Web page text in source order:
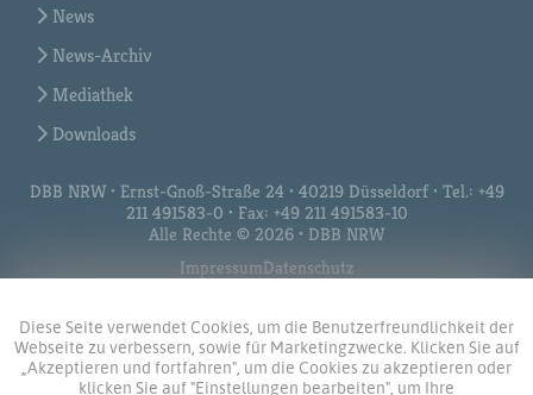
Diese Seite verwendet Cookies, um die Benutzerfreundlichkeit der
Webseite zu verbessern, sowie für Marketingzwecke. Klicken Sie auf
„Akzeptieren und fortfahren", um die Cookies zu akzeptieren oder
klicken Sie auf "Einstellungen bearbeiten", um Ihre
News
News-Archiv
Mediathek
Downloads
DBB NRW • Ernst-Gnoß-Straße 24 • 40219 Düsseldorf • Tel.: +49
211 491583-0 • Fax: +49 211 491583-10
Alle Rechte © 2026 • DBB NRW
ImpressumDatenschutz